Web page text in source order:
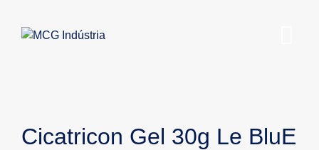
Cicatricon Gel 30g Le BluE